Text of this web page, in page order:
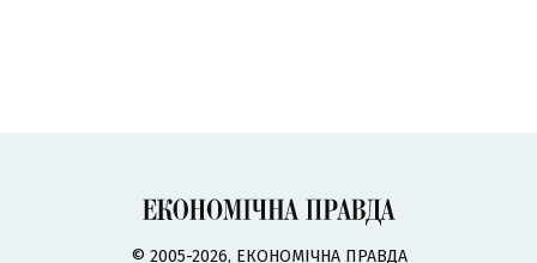
© 2005-2026, ЕКОНОМІЧНА ПРАВДА